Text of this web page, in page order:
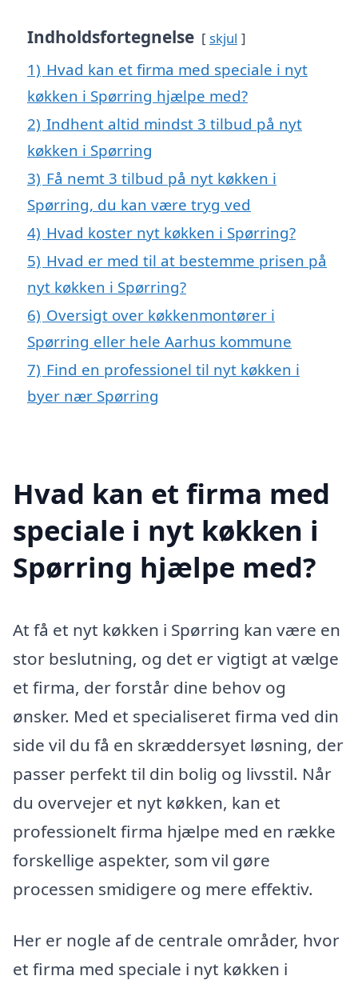
Indholdsfortegnelse skjul
1) Hvad kan et firma med speciale i nyt
køkken i Spørring hjælpe med?
2) Indhent altid mindst 3 tilbud på nyt
køkken i Spørring
3) Få nemt 3 tilbud på nyt køkken i
Spørring, du kan være tryg ved
4) Hvad koster nyt køkken i Spørring?
5) Hvad er med til at bestemme prisen på
nyt køkken i Spørring?
6) Oversigt over køkkenmontører i
Spørring eller hele Aarhus kommune
7) Find en professionel til nyt køkken i
byer nær Spørring
Hvad kan et firma med
speciale i nyt køkken i
Spørring hjælpe med?
At få et nyt køkken i Spørring kan være en
stor beslutning, og det er vigtigt at vælge
et firma, der forstår dine behov og
ønsker. Med et specialiseret firma ved din
side vil du få en skræddersyet løsning, der
passer perfekt til din bolig og livsstil. Når
du overvejer et nyt køkken, kan et
professionelt firma hjælpe med en række
forskellige aspekter, som vil gøre
processen smidigere og mere effektiv.
Her er nogle af de centrale områder, hvor
et firma med speciale i nyt køkken i